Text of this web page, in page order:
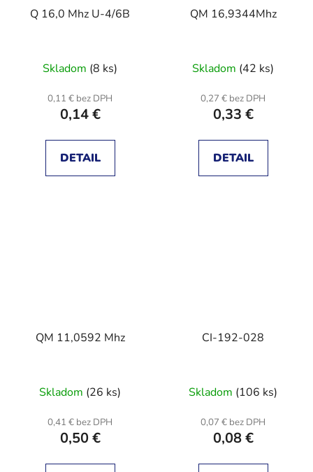
Q 16,0 Mhz U-4/6B
Skladom (8 ks)
0,11 € bez DPH
0,14 €
DETAIL
QM 16,9344Mhz
Skladom (42 ks)
0,27 € bez DPH
0,33 €
DETAIL
QM 11,0592 Mhz
Skladom (26 ks)
0,41 € bez DPH
0,50 €
CI-192-028
Skladom (106 ks)
0,07 € bez DPH
0,08 €